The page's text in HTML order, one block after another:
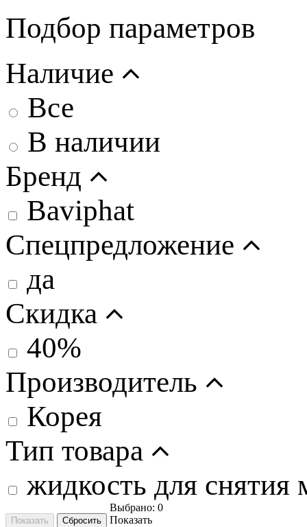
Подбор параметров
Наличие
Все
В наличии
Бренд
Baviphat
Спецпредложение
да
Скидка
40%
Производитель
Корея
Тип товара
жидкость для снятия
Выбрано: 0
Показать